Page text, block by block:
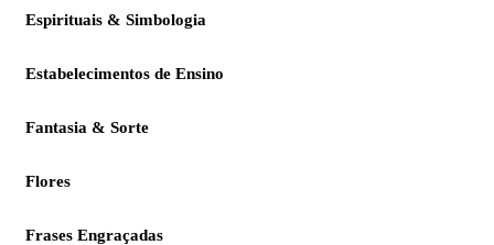
Espirituais & Simbologia
Estabelecimentos de Ensino
Fantasia & Sorte
Flores
Frases Engraçadas